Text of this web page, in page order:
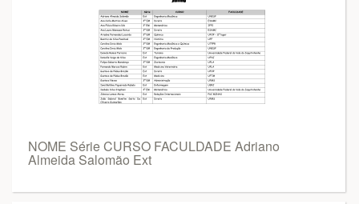
NOME Série CURSO FACULDADE Adriano
Almeida Salomão Ext